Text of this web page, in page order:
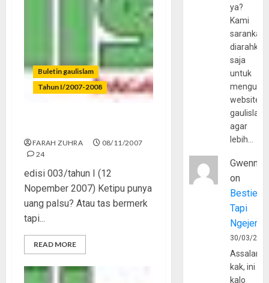
Buletin gaulislam
Tahun I/2007-2008
FARAH ZUHRA
08/11/2007
24
edisi 003/tahun I (12
Nopember 2007) Ketipu punya
uang palsu? Atau tas bermerk
tapi...
READ MORE
ya?
Kami
sarankan,
diarahkan
saja
untuk
website
agar
lebih…
Gwenny
on
Bestie
Tapi
30/03/
kak, ini
kalo